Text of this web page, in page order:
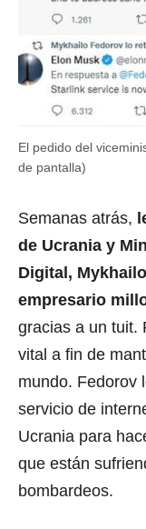
El pedido del
de pantalla)
Semanas atrás,
de Ucrania y
Digital,
empresario
gracias a un tuit.
vital a fin de
mundo. Fedorov
servicio de
Ucrania para
que están
bombardeos.